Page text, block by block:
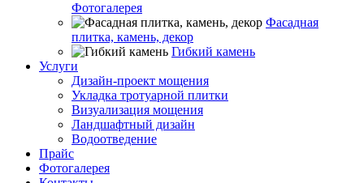
Фотогалерея
Фасадная
плитка, камень, декор
Гибкий камень
Услуги
Дизайн-проект мощения
Укладка тротуарной плитки
Визуализация мощения
Ландшафтный дизайн
Водоотведение
Прайс
Фотогалерея